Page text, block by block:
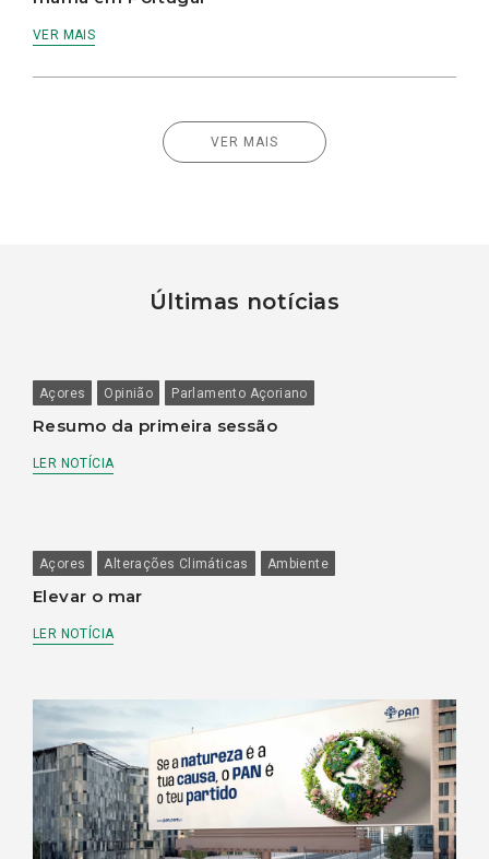
VER MAIS
VER MAIS
Últimas notícias
Açores Opinião Parlamento Açoriano
Resumo da primeira sessão
LER NOTÍCIA
Açores Alterações Climáticas Ambiente
Elevar o mar
LER NOTÍCIA